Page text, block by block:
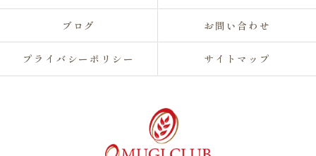
ブログ お問い合わせ
プライバシーポリシー サイトマップ